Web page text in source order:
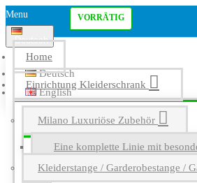
Menu
Deutsch
Deutsch
English
Home
Einrichtung Kleiderschrank
Milano Luxuriöse Zubehör
Eine komplette Linie mit
Kleiderstange / Garderobestange /
VORRÄTIG